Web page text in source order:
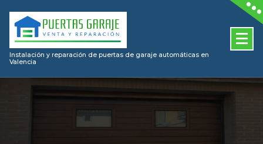
content
Instalación y reparación de puertas de garaje automáticas en
Valencia